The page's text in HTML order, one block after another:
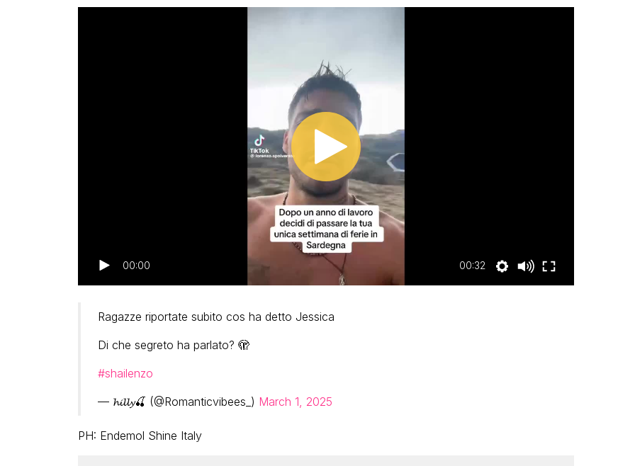
00:00 00:32
Ragazze riportate subito cos ha detto Jessica
Di che segreto ha parlato? 🫣
#shailenzo
— 𝓱𝓲𝓵𝓵𝔂🍒 (@Romanticvibees_) March 1, 2025
PH: Endemol Shine Italy